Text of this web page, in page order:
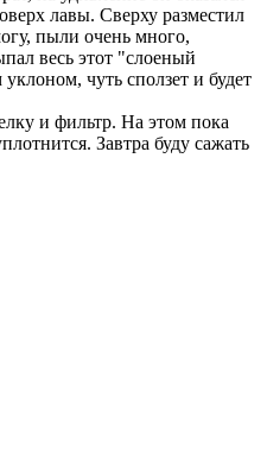
лавы. Сверху разместил
пыли очень много,
весь этот "слоеный
чуть сползет и будет
и фильтр. На этом пока
Завтра буду сажать